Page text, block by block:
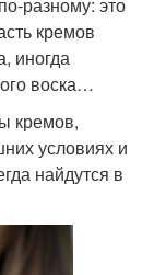
кремов
иногда
воска…
кремов,
условиях и
найдутся в